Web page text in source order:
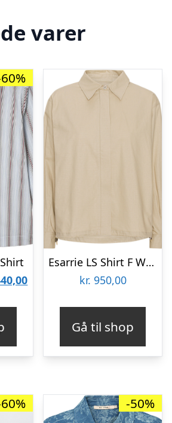
varer
Den
kr. 440,00.
Esarrie LS Shirt F Windy Sand Dunes, Size M
kr. 950,00
Gå til shop
-50%